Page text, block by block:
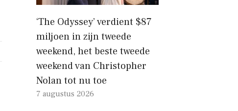
‘The Odyssey’ verdient $87
miljoen in zijn tweede
weekend, het beste tweede
weekend van Christopher
Nolan tot nu toe
7 augustus 2026